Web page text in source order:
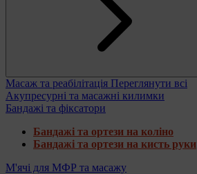
Масаж та реабілітація Переглянути всі
Акупресурні та масажні килимки
Бандажі та фіксатори
Бандажі та ортези на коліно
Бандажі та ортези на кисть руки
М'ячі для МФР та масажу